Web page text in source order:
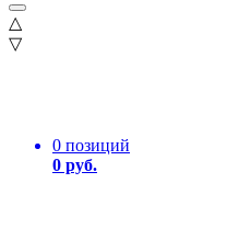
△
▽
0 позиций
0 руб.